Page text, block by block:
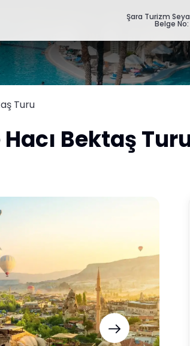
Şara Turizm
Belge
Turu
Bektaş